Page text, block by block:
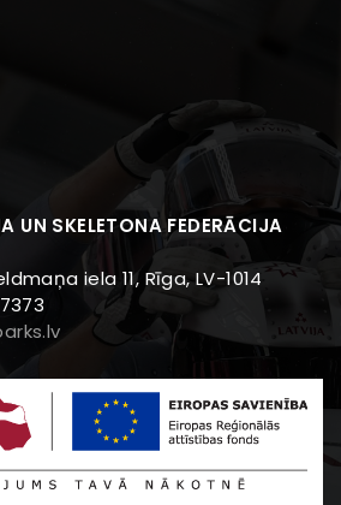
UN SKELETONA FEDERĀCIJA
iela 11, Rīga, LV-1014